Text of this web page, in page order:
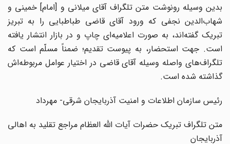
بدین‌ وسیله رونوشت متن تلگراف آقای میلانی و [امام] خمینی و
شهاب‌الدین نجفی که ورود آقای قاضی طباطبایی را به تبریز
تبریک گفته‌اند، به صورت اعلامیه‌ای چاپ و در بازار انتشار یافته
است. جهت استحضار، به پیوست تقدیم؛ ضمناً مسلّم است که
تلگراف‌های واصله وسیله آقای قاضی در اختیار عوامل مربوطه‌اش
گذاشته شده است.
رئیس سازمان اطلاعات و امنیت آذربایجان شرقی- مهرداد
متن تلگراف تبریک حضرات آیات الله العظام مراجع تقلید به اهالی
آذربایجان